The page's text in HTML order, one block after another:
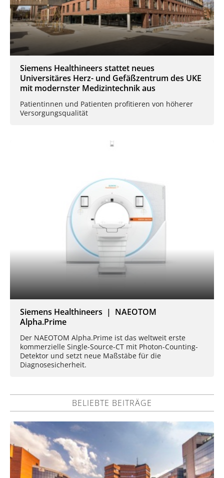
Siemens Healthineers stattet neues
Universitäres Herz- und Gefäßzentrum des UKE
mit modernster Medizintechnik aus
Patientinnen und Patienten profitieren von höherer
Versorgungsqualität
Siemens Healthineers | NAEOTOM
Alpha.Prime
Der NAEOTOM Alpha.Prime ist das weltweit erste
kommerzielle Single-Source-CT mit Photon-Counting-
Detektor und setzt neue Maßstäbe für die
Diagnosesicherheit.
BELIEBTE BEITRÄGE